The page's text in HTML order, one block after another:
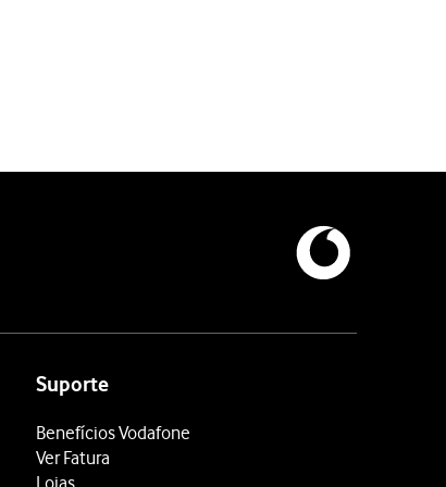
Suporte
Benefícios Vodafone
Ver Fatura
Lojas